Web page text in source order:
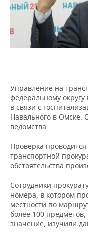
НЕФТЕХИМИЯ
НЕФТЬ
ОПК
РОЗНИЧНАЯ
ТРАНСПОРТ
НОВОСТИ
МЕРОПРИЯТИЯ
НОВОСТИ
БИЗНЕС-БРАНЧИ
ONLINE-
СПОРТ
ФУТБОЛ
ХОККЕЙ
ВОЛЕЙБОЛ
КИБЕРСПОРТ
ФИГУРНОЕ
ВОДНЫЕ ВИДЫ
НОВОСТИ
ВЛАСТЬ
ИСТОРИЯ
КУЛЬТУРА
МЕДИЦИНА
ОБРАЗОВАНИЕ
ФОТОГАЛЕРЕЯ
СЮЖЕТЫ
СПИСОК ПЕРСОН
СПИСОК
ПОЛНАЯ ВЕРСИЯ
Управление на
федеральному
в связи с
Навального в Омске.
ведомства.
Проверка
транспортной
обстоятельства
Сотрудники
номера, в котором
местности по
более 100
значение, изучили